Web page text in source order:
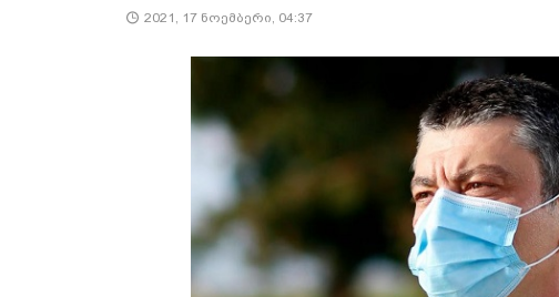
2021, 17 ნოემბერი, 04:37